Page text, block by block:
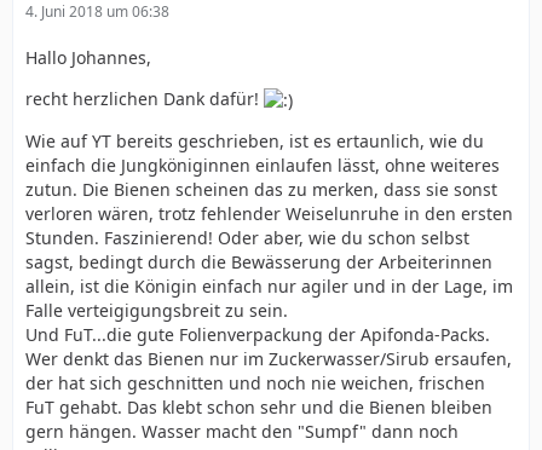
4. Juni 2018 um 06:38
Hallo Johannes,
recht herzlichen Dank dafür!
Wie auf YT bereits geschrieben, ist es ertaunlich, wie du
einfach die Jungköniginnen einlaufen lässt, ohne weiteres
zutun. Die Bienen scheinen das zu merken, dass sie sonst
verloren wären, trotz fehlender Weiselunruhe in den ersten
Stunden. Faszinierend! Oder aber, wie du schon selbst
sagst, bedingt durch die Bewässerung der Arbeiterinnen
allein, ist die Königin einfach nur agiler und in der Lage, im
Falle verteigigungsbreit zu sein.
Und FuT...die gute Folienverpackung der Apifonda-Packs.
Wer denkt das Bienen nur im Zuckerwasser/Sirub ersaufen,
der hat sich geschnitten und noch nie weichen, frischen
FuT gehabt. Das klebt schon sehr und die Bienen bleiben
gern hängen. Wasser macht den "Sumpf" dann noch